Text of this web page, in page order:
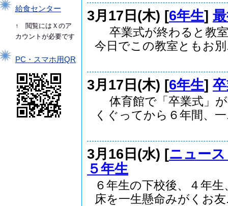
給食センター
↑ 閲覧にはＸのア
カウントが必要です
PC・スマホ用QR
3月17日(木) [6年生]
卒業式が終わると教
今日でこの教室ともお別
3月17日(木) [6年生]
体育館で「卒業式」
くぐってから６年間、
3月16日(水) [ニュー
５年生
６年生の下校後、４年
床を一生懸命みがくお友